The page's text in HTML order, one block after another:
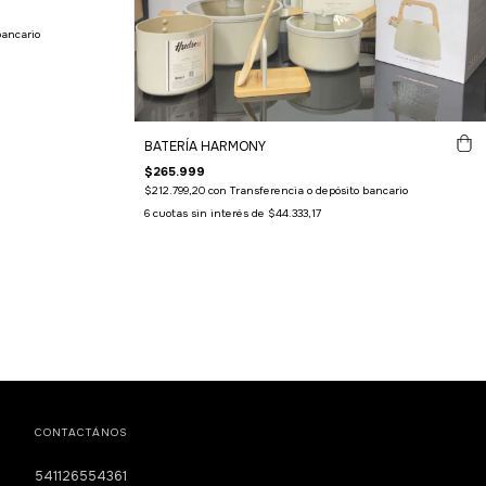
BATERÍA HARMONY
$265.999
$212.799,20con Transferencia o depósito bancario
6 cuotas sin interés de $44.333,17
CONTACTÁNOS
541126554361